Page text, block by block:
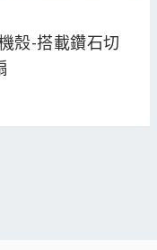
殼-搭載鑽石切